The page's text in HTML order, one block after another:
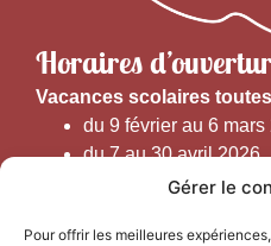
Gérer le
Pour offrir les meilleures
Horaires
Vacances scolaires
du 9 février au 6 mars
du 7 au 30 avril 2026
du 1er juin au 30